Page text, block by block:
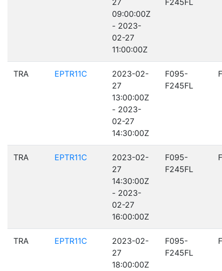
27
09:00:00Z
- 2023-
02-27
11:00:00Z
F245FL
TRA EPTR11C
2023-02-
27
13:00:00Z
- 2023-
02-27
14:30:00Z
F095-
F245FL
TRA EPTR11C
2023-02-
27
14:30:00Z
- 2023-
02-27
16:00:00Z
F095-
F245FL
TRA EPTR11C
2023-02-
27
18:00:00Z
F095-
F245FL